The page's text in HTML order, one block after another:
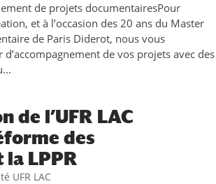
de projets documentairesPour
et à l’occasion des 20 ans du Master
de Paris Diderot, nous vous
de vos projets avec des
de l’UFR LAC
des
LPPR
UFR LAC